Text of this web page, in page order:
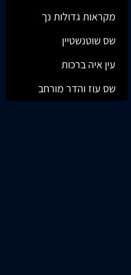
מקראות גדולות נך
שס שוטנשטיין
עין איה ברכות
שס עוז והדר מורחב